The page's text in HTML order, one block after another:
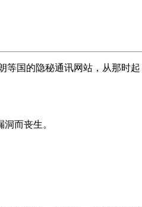
国的隐秘通讯网站，从那时
而丧生。